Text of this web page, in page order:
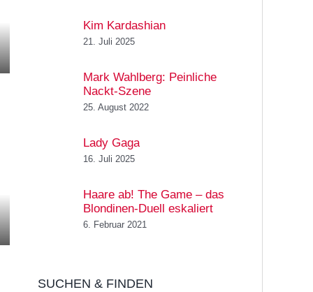
Kim Kardashian
21. Juli 2025
Mark Wahlberg: Peinliche
Nackt-Szene
25. August 2022
Lady Gaga
16. Juli 2025
Haare ab! The Game – das
Blondinen-Duell eskaliert
6. Februar 2021
SUCHEN & FINDEN